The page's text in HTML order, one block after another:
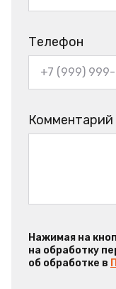
Телефон
Комментарий
Нажимая на
на обработку
об обработке в